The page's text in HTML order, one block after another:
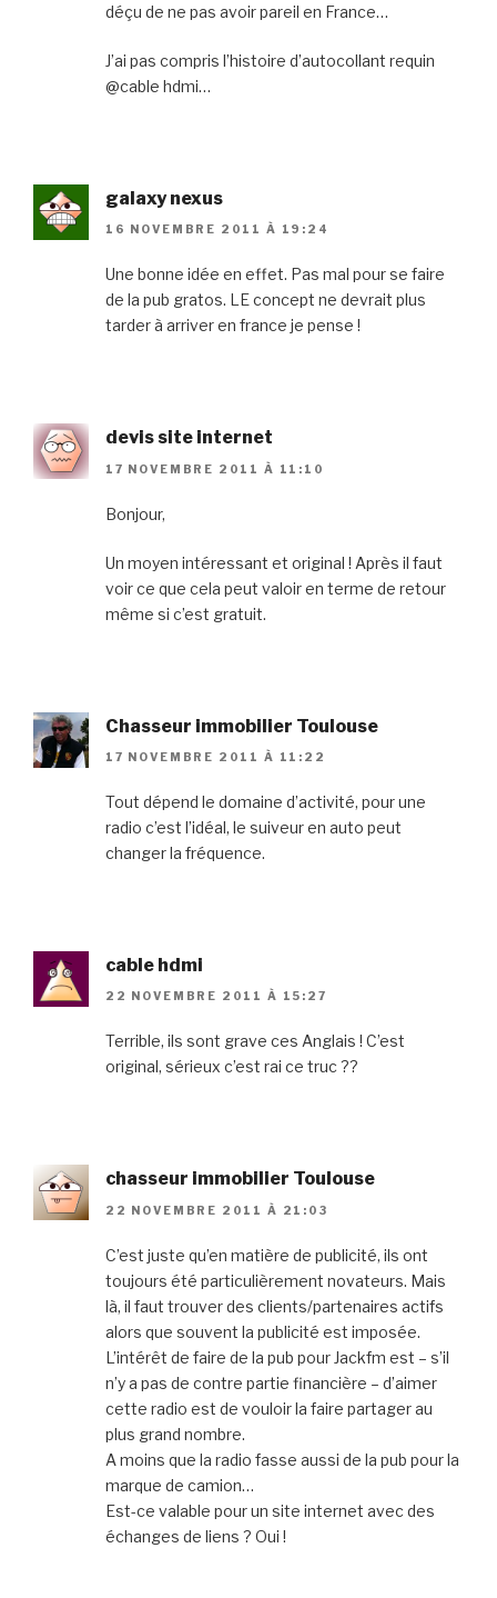
déçu de ne pas avoir pareil en France…
J’ai pas compris l’histoire d’autocollant requin
@cable hdmi…
galaxy nexus
16 NOVEMBRE 2011 À 19:24
Une bonne idée en effet. Pas mal pour se faire
de la pub gratos. LE concept ne devrait plus
tarder à arriver en france je pense !
devis site internet
17 NOVEMBRE 2011 À 11:10
Bonjour,
Un moyen intéressant et original ! Après il faut
voir ce que cela peut valoir en terme de retour
même si c’est gratuit.
Chasseur immobilier Toulouse
17 NOVEMBRE 2011 À 11:22
Tout dépend le domaine d’activité, pour une
radio c’est l’idéal, le suiveur en auto peut
changer la fréquence.
cable hdmi
22 NOVEMBRE 2011 À 15:27
Terrible, ils sont grave ces Anglais ! C’est
original, sérieux c’est rai ce truc ??
chasseur immobilier Toulouse
22 NOVEMBRE 2011 À 21:03
C’est juste qu’en matière de publicité, ils ont
toujours été particulièrement novateurs. Mais
là, il faut trouver des clients/partenaires actifs
alors que souvent la publicité est imposée.
L’intérêt de faire de la pub pour Jackfm est – s’il
n’y a pas de contre partie financière – d’aimer
cette radio est de vouloir la faire partager au
plus grand nombre.
A moins que la radio fasse aussi de la pub pour la
marque de camion…
Est-ce valable pour un site internet avec des
échanges de liens ? Oui !